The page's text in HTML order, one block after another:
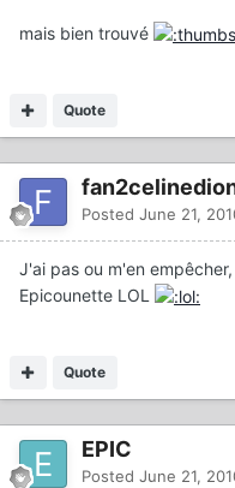
mais bien trouvé
Quote
Posted June 21,
J'ai pas ou m'en
Epicounette LOL
Quote
EPIC
Posted June 21,